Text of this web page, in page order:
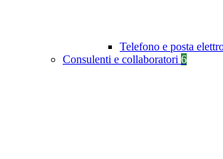
Telefono e posta
Consulenti e collaboratori 6